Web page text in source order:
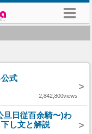
式
>
2,842,800views
旦日従百余騎〜)わ
し文と解説
>